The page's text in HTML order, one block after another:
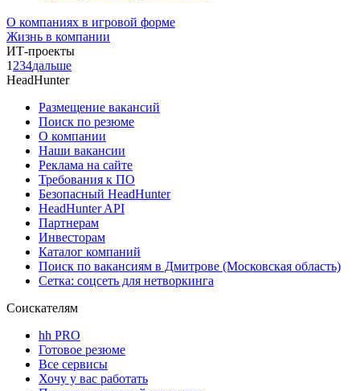
О компаниях в игровой форме
Жизнь в компании
ИТ-проекты
1 234дальше
HeadHunter
Размещение вакансий
Поиск по резюме
О компании
Наши вакансии
Реклама на сайте
Требования к ПО
Безопасный HeadHunter
HeadHunter API
Партнерам
Инвесторам
Каталог компаний
Поиск по вакансиям в Дмитрове (Московская область)
Сетка: соцсеть для нетворкинга
Соискателям
hh PRO
Готовое резюме
Все сервисы
Хочу у вас работать